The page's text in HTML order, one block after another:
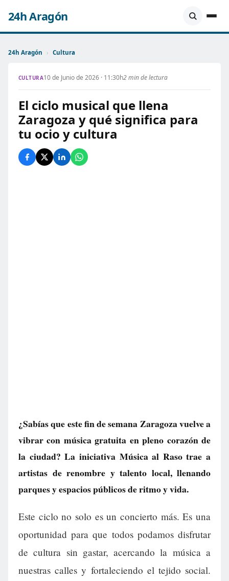
24h Aragón
24h Aragón › Cultura
CULTURA10 de Junio de 2026 · 11:30h2 min de lectura
El ciclo musical que llena
Zaragoza y qué significa para
tu ocio y cultura
¿Sabías que este fin de semana Zaragoza vuelve a
vibrar con música gratuita en pleno corazón de
la ciudad? La iniciativa Música al Raso trae a
artistas de renombre y talento local, llenando
parques y espacios públicos de ritmo y vida.
Este ciclo no solo es un concierto más. Es una
oportunidad para que todos podamos disfrutar
de cultura sin gastar, acercando la música a
nuestras calles y fortaleciendo el tejido social.